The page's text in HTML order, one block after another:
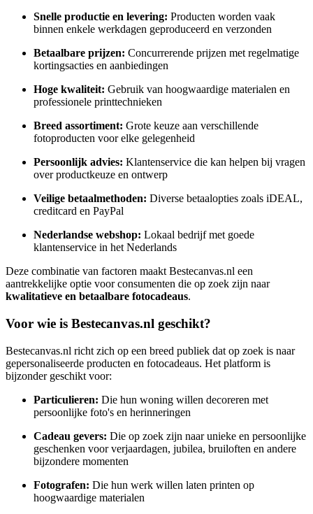
Snelle productie en levering: Producten worden vaak
binnen enkele werkdagen geproduceerd en verzonden
Betaalbare prijzen: Concurrerende prijzen met regelmatige
kortingsacties en aanbiedingen
Hoge kwaliteit: Gebruik van hoogwaardige materialen en
professionele printtechnieken
Breed assortiment: Grote keuze aan verschillende
fotoproducten voor elke gelegenheid
Persoonlijk advies: Klantenservice die kan helpen bij vragen
over productkeuze en ontwerp
Veilige betaalmethoden: Diverse betaalopties zoals iDEAL,
creditcard en PayPal
Nederlandse webshop: Lokaal bedrijf met goede
klantenservice in het Nederlands
Deze combinatie van factoren maakt Bestecanvas.nl een
aantrekkelijke optie voor consumenten die op zoek zijn naar
kwalitatieve en betaalbare fotocadeaus.
Voor wie is Bestecanvas.nl geschikt?
Bestecanvas.nl richt zich op een breed publiek dat op zoek is naar
gepersonaliseerde producten en fotocadeaus. Het platform is
bijzonder geschikt voor:
Particulieren: Die hun woning willen decoreren met
persoonlijke foto's en herinneringen
Cadeau gevers: Die op zoek zijn naar unieke en persoonlijke
geschenken voor verjaardagen, jubilea, bruiloften en andere
bijzondere momenten
Fotografen: Die hun werk willen laten printen op
hoogwaardige materialen